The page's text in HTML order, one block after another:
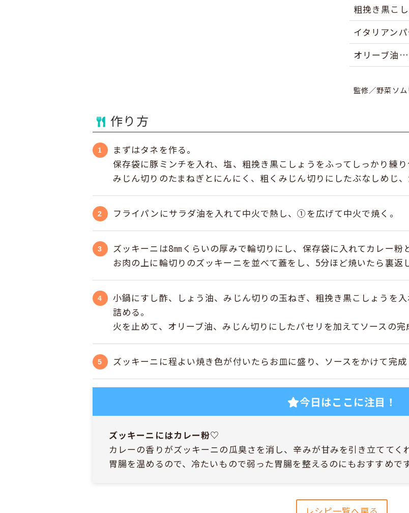
粗挽き黒こ
イタリアン
オリーブ油
監修／野菜ソ
作り方
まずはタネを作る。
保存袋に豚ミンチを入れ、塩、粗挽き黒こしょうをふってしっかり練り
みじん切りのたまねぎとにんにく、粗くみじん切りにしたぶなしめじ
フライパンにサラダ油を入れて中火で熱し、①を広げて中火で焼く。
ズッキーニは8㎜くらいの厚みで輪切りにし、保存袋に入れてカレー粉
お肉の上に輪切りのズッキーニを並べて蓋をし、5分ほど焼いたら裏返
小鍋にすし酢、しょう油、みじん切りの玉ねぎ、粗挽き黒こしょうを
詰める。
火を止めて、オリーブ油、みじん切りにしたパセリを加えてソースの完
ズッキーニに程よい焼き色が付いたらお皿に盛り、ソースをかけて完成
今日はここに注目！
ズッキーニにはカレー粉♡
カレーの香りがズッキーニの瓜臭さを消し、辛みが甘みを引き立ててく
胃腸を温めるので、冷たいもので弱った胃腸を整えるのにもおすすめで